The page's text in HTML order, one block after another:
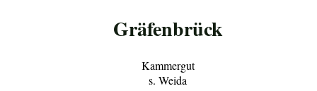
Gräfenbrück
Kammergut
s. Weida